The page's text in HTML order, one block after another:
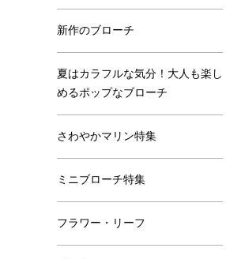
新作のブローチ
夏はカラフルな気分！大人も楽し
めるポップなブローチ
さわやかマリン特集
ミニブローチ特集
フラワー・リーフ